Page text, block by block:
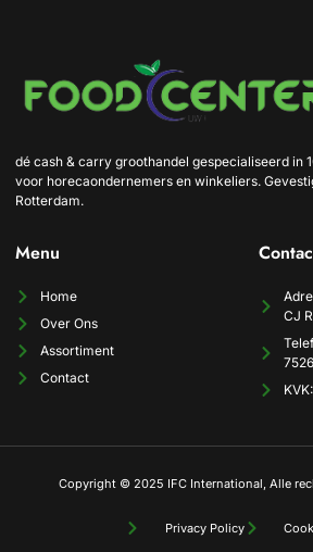
dé cash & carry groothandel gespecialiseerd in
voor horecaondernemers en winkeliers.
Rotterdam.
Menu
Home
Over Ons
Assortiment
Contact
CJ
Copyright © 2025 IFC International, Alle
Privacy Policy